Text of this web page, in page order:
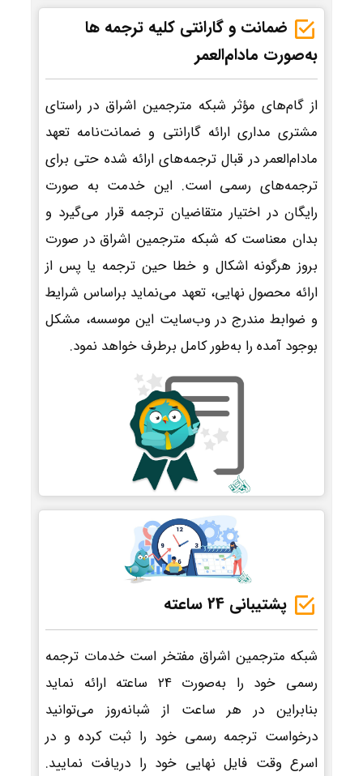
ضمانت و گارانتی کلیه ترجمه ها
به‌صورت مادام‌العمر
از گام‌های مؤثر شبکه مترجمین اشراق در راستای
مشتری مداری ارائه گارانتی و ضمانت‌نامه تعهد
مادام‌العمر در قبال ترجمه‌های ارائه شده حتی برای
ترجمه‌های رسمی است. این خدمت به صورت
رایگان در اختیار متقاضیان ترجمه قرار می‌گیرد و
بدان معناست که شبکه مترجمین اشراق در صورت
بروز هرگونه اشکال و خطا حین ترجمه یا پس از
ارائه محصول نهایی، تعهد می‌نماید براساس شرایط
و ضوابط مندرج در وب‌سایت این موسسه، مشکل
بوجود آمده را به‌طور کامل برطرف خواهد نمود.
پشتیبانی 24 ساعته
شبکه مترجمین اشراق مفتخر است خدمات ترجمه
رسمی خود را به‌صورت 24 ساعته ارائه نماید
بنابراین در هر ساعت از شبانه‌روز می‌توانید
درخواست ترجمه رسمی خود را ثبت کرده و در
اسرع وقت فایل نهایی خود را دریافت نمایید.